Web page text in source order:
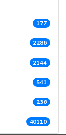
177
2286
2144
541
236
40110